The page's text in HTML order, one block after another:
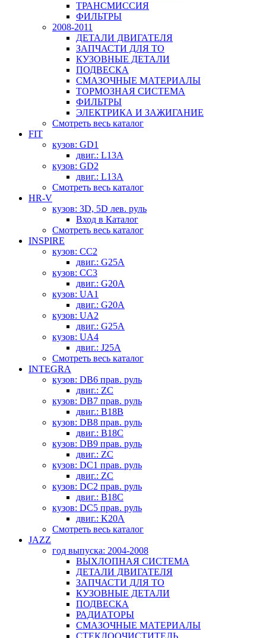
ТРАНСМИССИЯ
ФИЛЬТРЫ
2008-2011
ДЕТАЛИ ДВИГАТЕЛЯ
ЗАПЧАСТИ ДЛЯ ТО
КУЗОВНЫЕ ДЕТАЛИ
ПОДВЕСКА
СМАЗОЧНЫЕ МАТЕРИАЛЫ
ТОРМОЗНАЯ СИСТЕМА
ФИЛЬТРЫ
ЭЛЕКТРИКА И ЗАЖИГАНИЕ
Смотреть весь каталог
FIT
кузов: GD1
двиг.: L13A
кузов: GD2
двиг.: L13A
Смотреть весь каталог
HR-V
кузов: 3D, 5D лев. руль
Вход в Каталог
Смотреть весь каталог
INSPIRE
кузов: CC2
двиг.: G25A
кузов: CC3
двиг.: G20A
кузов: UA1
двиг.: G20A
кузов: UA2
двиг.: G25A
кузов: UA4
двиг.: J25A
Смотреть весь каталог
INTEGRA
кузов: DB6 прав. руль
двиг.: ZC
кузов: DB7 прав. руль
двиг.: B18B
кузов: DB8 прав. руль
двиг.: B18C
кузов: DB9 прав. руль
двиг.: ZC
кузов: DC1 прав. руль
двиг.: ZC
кузов: DC2 прав. руль
двиг.: B18C
кузов: DC5 прав. руль
двиг.: K20A
Смотреть весь каталог
JAZZ
год выпуска: 2004-2008
ВЫХЛОПНАЯ СИСТЕМА
ДЕТАЛИ ДВИГАТЕЛЯ
ЗАПЧАСТИ ДЛЯ ТО
КУЗОВНЫЕ ДЕТАЛИ
ПОДВЕСКА
РАДИАТОРЫ
СМАЗОЧНЫЕ МАТЕРИАЛЫ
СТЕКЛООЧИСТИТЕЛЬ